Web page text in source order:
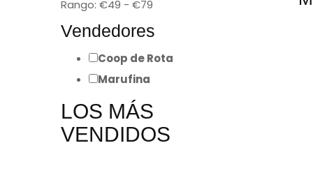
Rango: €49 - €79
Vendedores
Coop de Rota
Marufina
LOS MÁS
VENDIDOS